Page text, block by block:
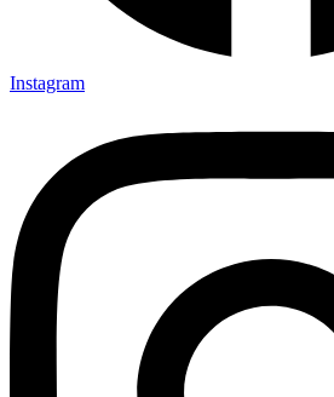
Instagram